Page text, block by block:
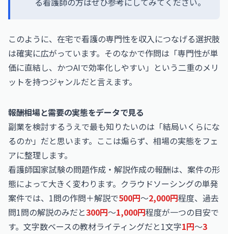
このように、在宅で看護の専門性を収入につなげる選択肢
は確実に広がっています。そのなかで作問は「専門性が単
価に直結し、かつAIで効率化しやすい」という二重のメリ
ットを持つジャンルだと言えます。
報酬相場と需要の実態をデータで見る
副業を検討するうえで最も知りたいのは「結局いくらにな
るのか」だと思います。ここは煽らず、相場の実態をフェ
アに整理します。
看護師国家試験の問題作成・解説作成の報酬は、案件の形
態によって大きく変わります。クラウドソーシングの単発
案件では、1問の作問＋解説で500円〜2,000円程度、過去
問1問の解説のみだと300円〜1,000円程度が一つの目安で
す。文字数ベースの教材ライティングだと1文字1円〜3